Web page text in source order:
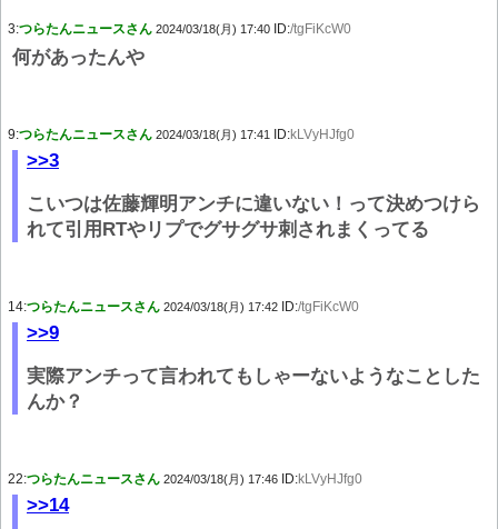
3:つらたんニュースさん 2024/03/18(月) 17:40 ID:/tgFiKcW0
何があったんや
9:つらたんニュースさん 2024/03/18(月) 17:41 ID:kLVyHJfg0
>>3
こいつは佐藤輝明アンチに違いない！って決めつけら
れて引用RTやリプでグサグサ刺されまくってる
14:つらたんニュースさん 2024/03/18(月) 17:42 ID:/tgFiKcW0
>>9
実際アンチって言われてもしゃーないようなことした
んか？
22:つらたんニュースさん 2024/03/18(月) 17:46 ID:kLVyHJfg0
>>14